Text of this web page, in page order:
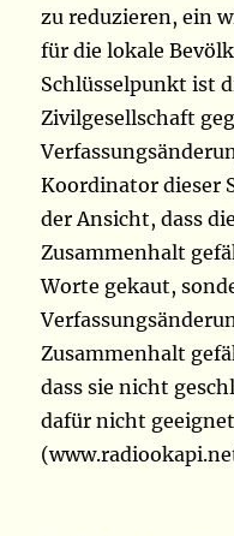
zu reduzieren, ein
für die lokale
Schlüsselpunkt ist
Zivilgesellschaft
Koordinator dieser
der Ansicht, dass
Zusammenhalt
Worte gekaut,
Zusammenhalt
dass sie nicht
dafür nicht